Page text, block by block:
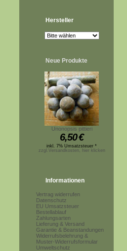
Hersteller
Neue Produkte
Unonopsis pittieri
6,50€
inkl. 7% Umsatzsteuer *
zzgl.Versandkosten, hier klicken
Informationen
Vertrag widerrufen
Datenschutz
EU Umsatzsteuer
Bestellablauf
Zahlungsarten
Lieferung & Versand
Garantie & Beanstandungen
Widerrufsbelehrung &
Muster-Widerrufsformular
Umweltschutz